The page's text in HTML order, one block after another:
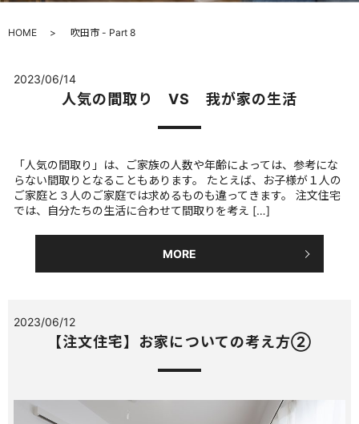
HOME 吹田市 - Part 8
2023/06/14
人気の間取り VS 我が家の生活
「人気の間取り」は、ご家族の人数や年齢によっては、参考にな
らない間取りとなることもあります。 たとえば、お子様が１人の
ご家庭と３人のご家庭では求めるものも違ってきます。 注文住宅
では、自分たちの生活に合わせて間取りを考え […]
MORE
2023/06/12
【注文住宅】お家についての考え方②